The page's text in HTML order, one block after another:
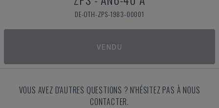
DE-OTH-ZPS-1983-00001
VENDU
VOUS AVEZ D'AUTRES QUESTIONS ? N'HÉSITEZ PAS À NOUS
CONTACTER.